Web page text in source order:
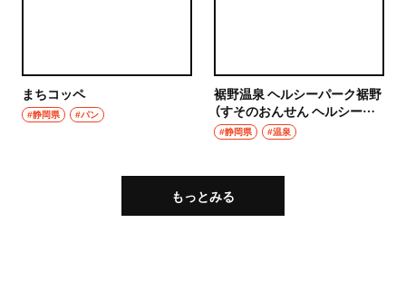
まちコッペ
#静岡県 #パン
裾野温泉 ヘルシーパーク裾野
（すそのおんせん ヘルシーパ
ークすその）
#静岡県 #温泉
もっとみる